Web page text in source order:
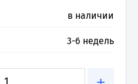
в наличии
3-6 недель